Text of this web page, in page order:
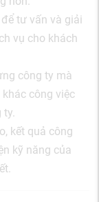
tư vấn và giải
vụ cho khách
công ty mà
công việc
ty.
kết quả công
kỹ năng của